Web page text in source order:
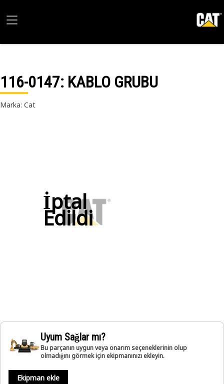
116-0147: KABLO GRUBU
Marka: Cat
İptal
Edildi
Uyum Sağlar mı?
Bu parçanın uygun veya onarım seçeneklerinin olup
olmadığını görmek için ekipmanınızı ekleyin.
Ekipman ekle